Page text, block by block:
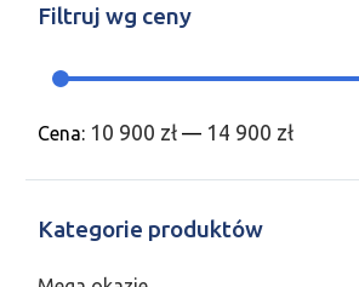
Filtruj wg ceny
Cena: 10 900 zł — 14 900 zł
Kategorie produktów